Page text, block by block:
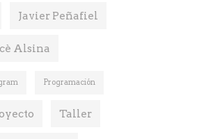
Javier Peñafiel
Alsina
Programación
Taller